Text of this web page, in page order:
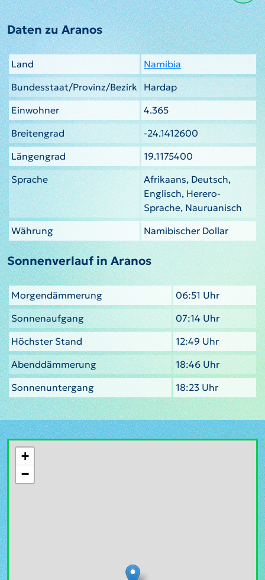
Daten zu Aranos
Land
Namibia
Bundesstaat/Provinz/Bezirk
Hardap
Einwohner
4.365
Breitengrad
-24.1412600
Längengrad
19.1175400
Sprache
Afrikaans, Deutsch,
Englisch, Herero-
Sprache, Nauruanisch
Währung
Namibischer Dollar
Sonnenverlauf in Aranos
Morgendämmerung
06:51 Uhr
Sonnenaufgang
07:14 Uhr
Höchster Stand
12:49 Uhr
Abenddämmerung
18:46 Uhr
Sonnenuntergang
18:23 Uhr
+
−